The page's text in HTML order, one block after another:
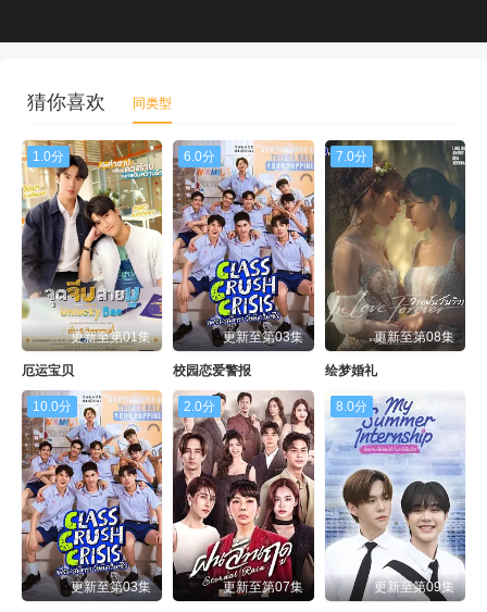
猜你喜欢 同类型
1.0分
更新至第01集
厄运宝贝
6.0分
更新至第03集
校园恋爱警报
7.0分
更新至第08集
绘梦婚礼
10.0分
更新至第03集
2.0分
更新至第07集
8.0分
更新至第09集